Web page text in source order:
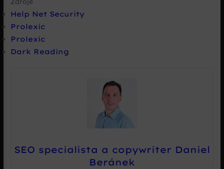
Help Net Security
Prolexic
Prolexic
Dark Reading
SEO specialista a copywriter Daniel
Beránek